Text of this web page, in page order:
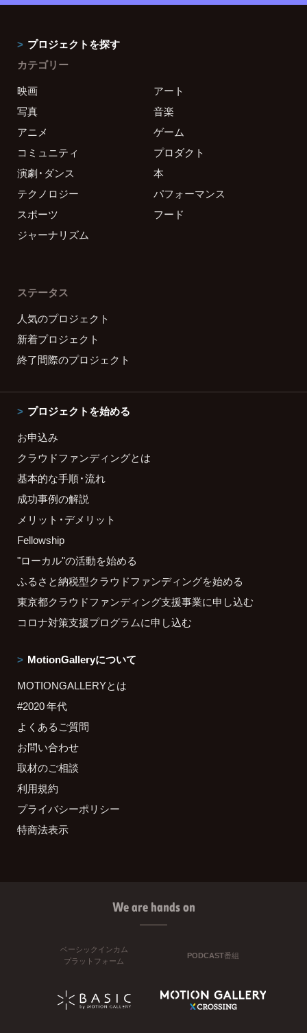
プロジェクトを探す
カテゴリー
映画
アート
写真
音楽
アニメ
ゲーム
コミュニティ
プロダクト
演劇・ダンス
本
テクノロジー
パフォーマンス
スポーツ
フード
ジャーナリズム
ステータス
人気のプロジェクト
新着プロジェクト
終了間際のプロジェクト
プロジェクトを始める
お申込み
クラウドファンディングとは
基本的な手順・流れ
成功事例の解説
メリット・デメリット
Fellowship
"ローカル"の活動を始める
ふるさと納税型クラウドファンディングを始める
東京都クラウドファンディング支援事業に申し込む
コロナ対策支援プログラムに申し込む
MotionGalleryについて
MOTIONGALLERYとは
#2020 年代
よくあるご質問
お問い合わせ
取材のご相談
利用規約
プライバシーポリシー
特商法表示
We are hands on
ベーシックインカム
プラットフォーム
PODCAST番組